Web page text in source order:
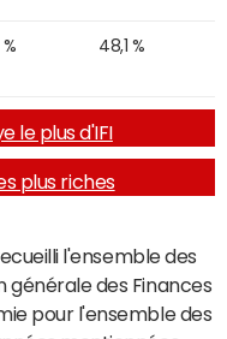
% 48,1 %
le plus d'IFI
plus riches
l'ensemble des
générale des Finances
pour l'ensemble des